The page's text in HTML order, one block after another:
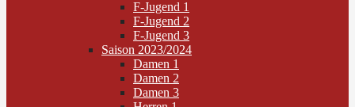
F-Jugend 1
F-Jugend 2
F-Jugend 3
Saison 2023/2024
Damen 1
Damen 2
Damen 3